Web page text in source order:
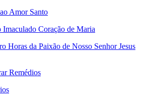
Amor Santo
Coração de Maria
Horas da Paixão de Nosso Senhor Jesus
Remédios